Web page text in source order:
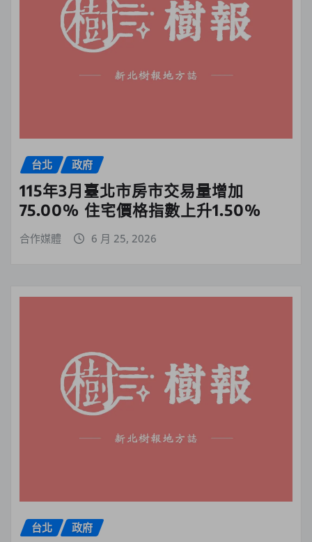
台北 政府
115年3月臺北市房市交易量增加
75.00% 住宅價格指數上升1.50%
合作媒體 6 月 25, 2026
台北 政府